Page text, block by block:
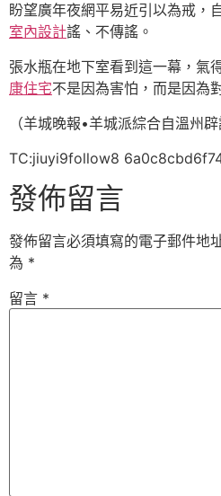
盼望廣年夜網平易近引以為戒，
室內設計謠、不傳謠。
張水瓶在地下室看到這一幕，氣
康住宅不是因為害怕，而是因為
（羊城晚報•羊城派綜合自溫州辟
TC:jiuyi9follow8
發佈留言
發佈留言必須填寫的電子郵件地
為 *
留言 *